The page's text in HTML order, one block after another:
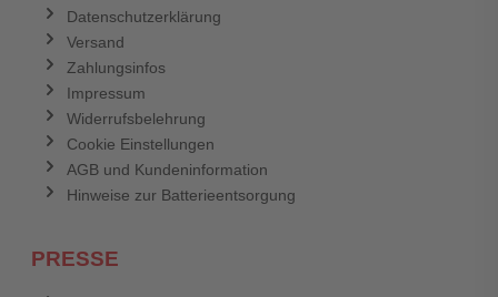
Datenschutzerklärung
Versand
Zahlungsinfos
Impressum
Widerrufsbelehrung
Cookie Einstellungen
AGB und Kundeninformation
Hinweise zur Batterieentsorgung
PRESSE